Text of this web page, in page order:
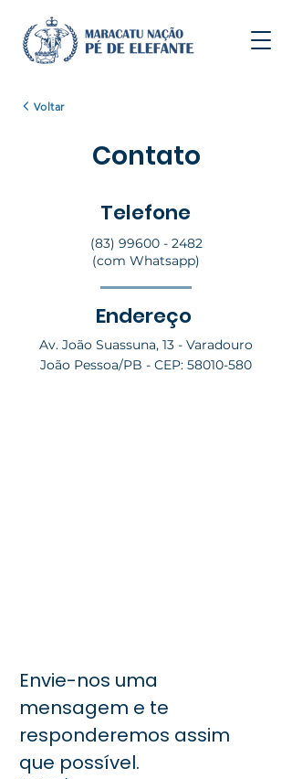
Voltar
Contato
Telefone
(83) 99600 - 2482
(com Whatsapp)
Endereço
Av. João Suassuna, 13 - Varadouro
João Pessoa/PB - CEP: 58010-580
Envie-nos uma
mensagem e te
responderemos assim
que possível.